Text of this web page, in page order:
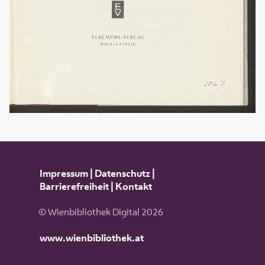
Impressum| Datenschutz|
Barrierefreiheit| Kontakt
© Wienbibliothek Digital 2026
www.wienbibliothek.at